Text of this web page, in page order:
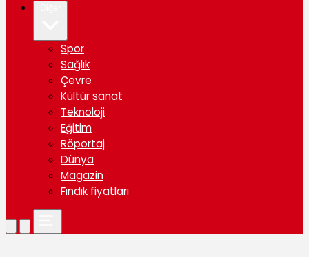
Spor
Sağlık
Çevre
Kültür sanat
Teknoloji
Eğitim
Röportaj
Dünya
Magazin
Fındık fiyatları